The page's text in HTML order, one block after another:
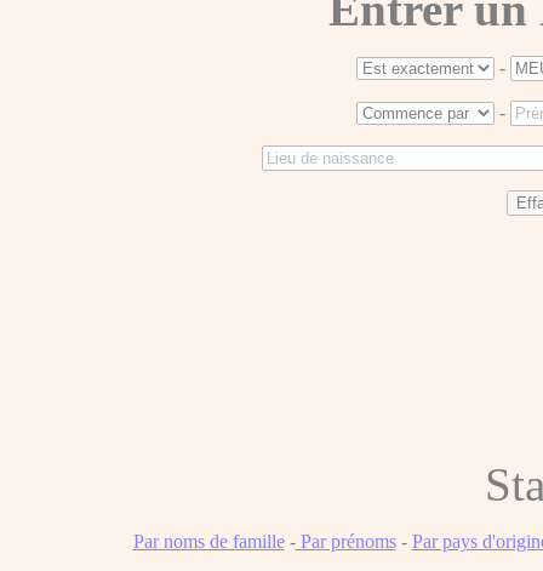
-
-
Par noms de famille-Par prénoms- Par pays